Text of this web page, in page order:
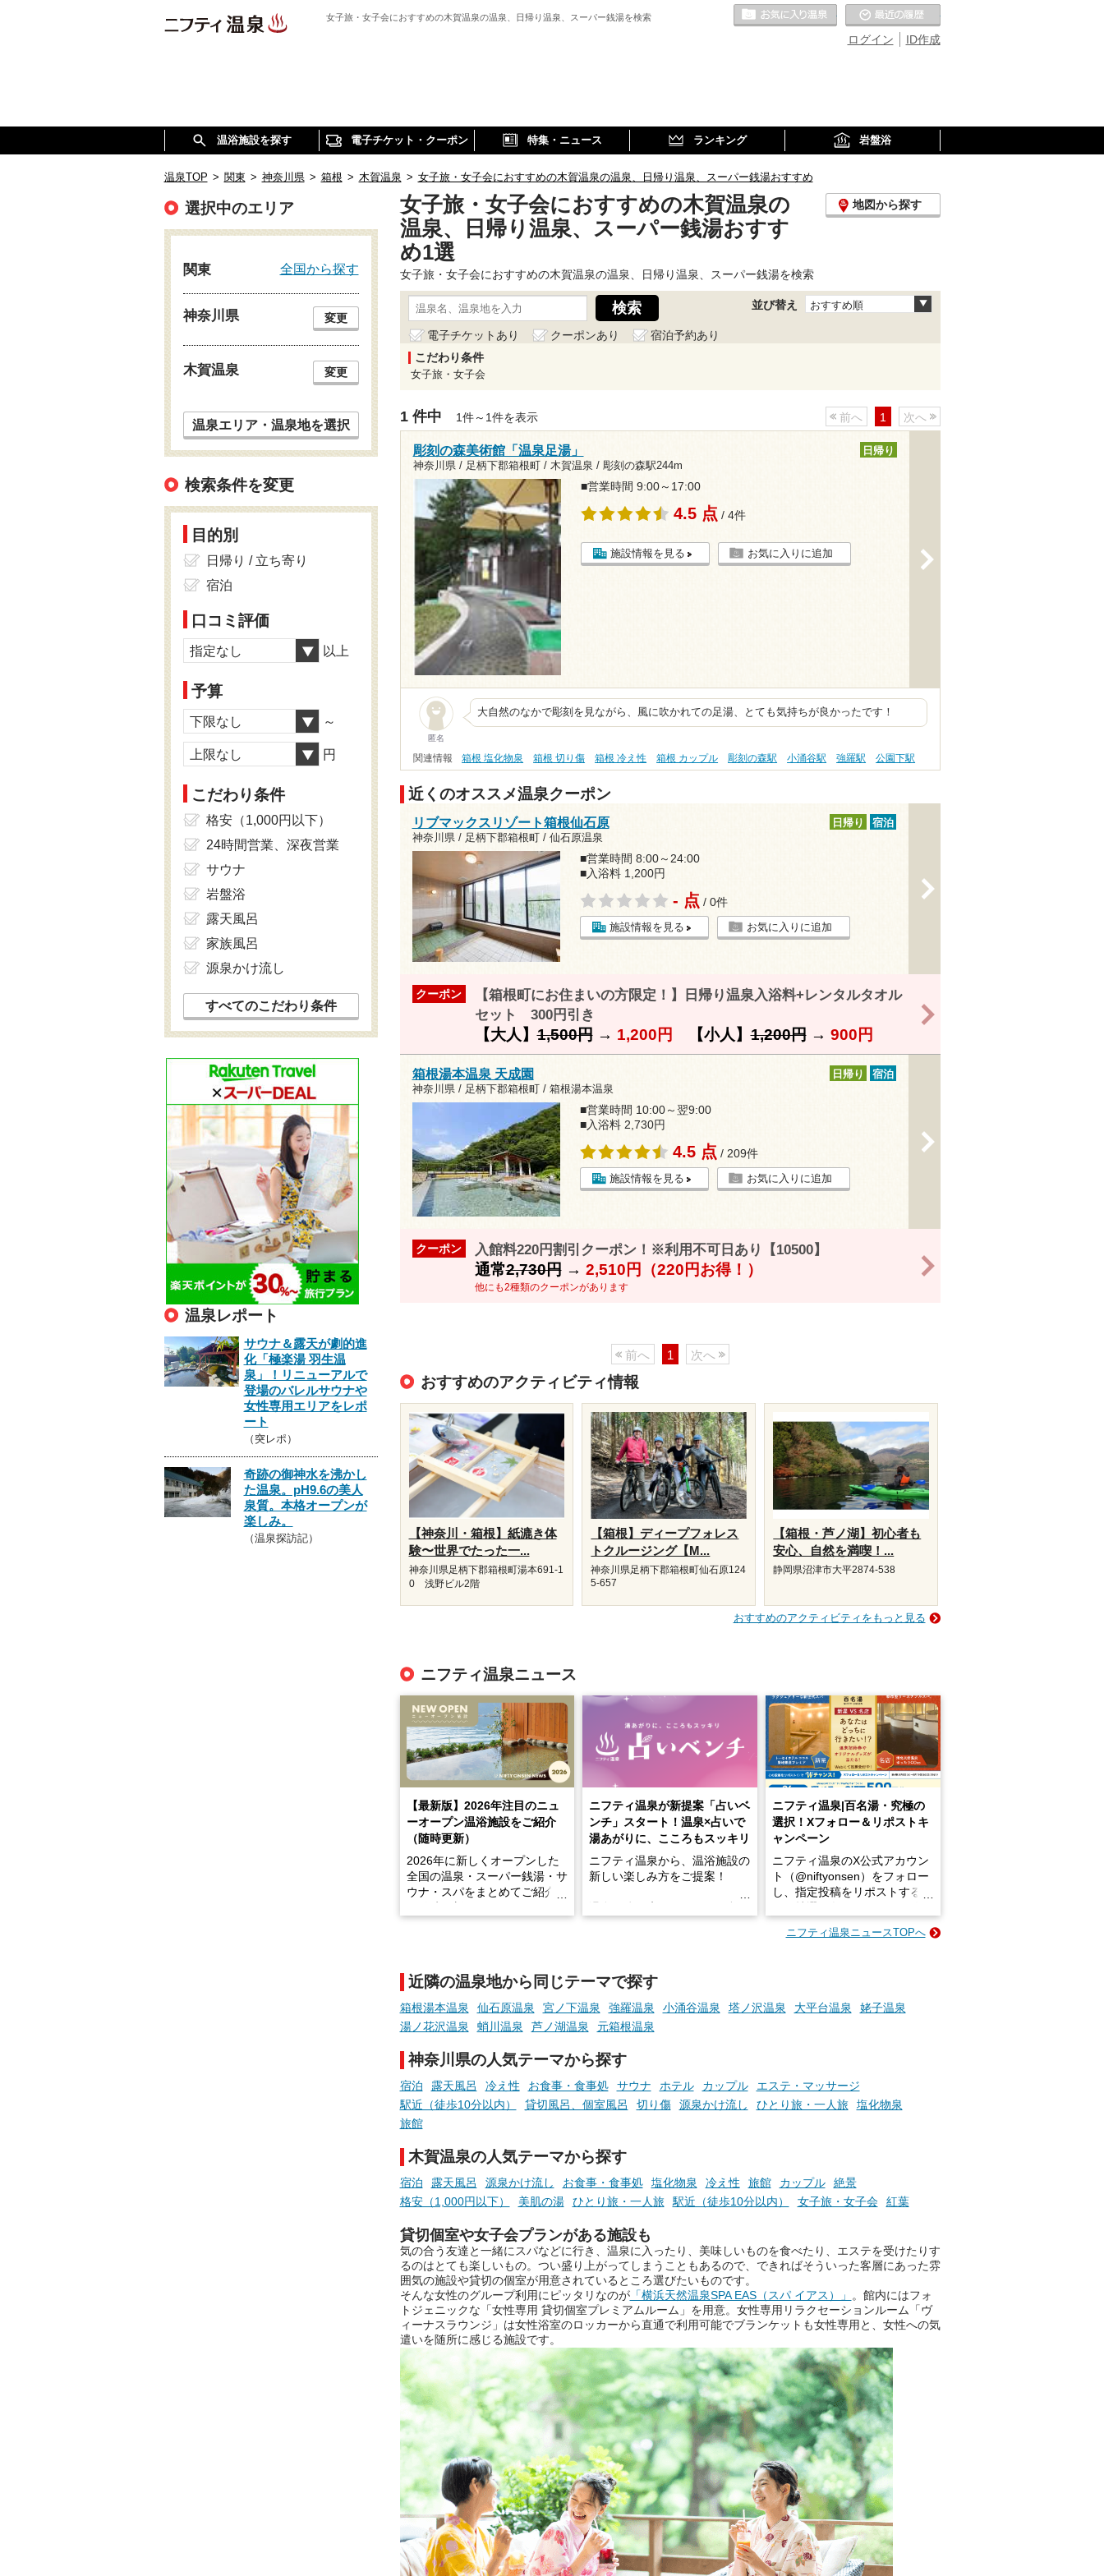
女子旅・女子会におすすめの木賀温泉の温泉、日帰り温泉、スーパー銭湯を検索
ID作成
ログイン
お気に入りの温泉
温浴施設を探す 電子チケット・クーポン 特集・ニュース ランキング 岩盤浴
温泉TOP > 関東 > 神奈川県 > 箱根 > 木賀温泉 > 女子旅・女子会におすすめの木賀温泉の温泉、日帰り温泉、スーパー銭湯おすすめ
女子旅・女子会におすすめの木賀温泉の
温泉、日帰り温泉、スーパー銭湯おすす
め1選
地図から探す
女子旅・女子会におすすめの木賀温泉の温泉、日帰り温泉、スーパー銭湯を検索
並び替え おすすめ順
電子チケットあり クーポンあり
宿泊予約あり
こだわり条件
女子旅・女子会
1 件中 1件～1件を表示 前へ 1 次へ
彫刻の森美術館「温泉足湯」
神奈川県 / 足柄下郡箱根町 / 木賀温泉 / 彫刻の森駅244m
日帰り
■営業時間 9:00～17:00
4.5 点 / 4件
施設情報を見る お気に入りに追加
匿名
大自然のなかで彫刻を見ながら、風に吹かれての足湯、とても気持ちが良かったです！
関連情報 箱根 塩化物泉 箱根 切り傷 箱根 冷え性 箱根 カップル 彫刻の森駅 小涌谷駅 強羅駅 公園下駅
近くのオススメ温泉クーポン
リブマックスリゾート箱根仙石原
神奈川県 / 足柄下郡箱根町 / 仙石原温泉
日帰り 宿泊
■営業時間 8:00～24:00
■入浴料 1,200円
- 点 / 0件
施設情報を見る お気に入りに追加
クーポン
【箱根町にお住まいの方限定！】日帰り温泉入浴料+レンタルタオル
セット 300円引き
【大人】1,500円→ 1,200円 【小人】1,200円→ 900円
箱根湯本温泉 天成園
神奈川県 / 足柄下郡箱根町 / 箱根湯本温泉
日帰り 宿泊
■営業時間 10:00～翌9:00
■入浴料 2,730円
4.5 点 / 209件
施設情報を見る お気に入りに追加
クーポン 入館料220円割引クーポン！※利用不可日あり【10500】
通常2,730円→ 2,510円（220円お得！）
他にも2種類のクーポンがあります
>
前へ 1 次へ
おすすめのアクティビティ情報
【神奈川・箱根】紙漉き体
験〜世界でたった一...
神奈川県足柄下郡箱根町湯本691-1
0 浅野ビル2階
【箱根】ディープフォレス
トクルージング【M...
神奈川県足柄下郡箱根町仙石原124
5-657
【箱根・芦ノ湖】初心者も
安心、自然を満喫！...
静岡県沼津市大平2874-538
おすすめのアクティビティをもっと見る
ニフティ温泉ニュース
【最新版】2026年注目のニュ
ーオープン温浴施設をご紹介
（随時更新）
2026年に新しくオープンした
全国の温泉・スーパー銭湯・サ
ウナ・スパをまとめてご紹介！
まったスポットが続々登場して
います。
現地取材記事もあわせて紹介し
ていますので、気になる施設は
ぜひチェックして次のおでかけ
先の参考にしてみてください
ね。
ニフティ温泉が新提案「占いベ
ンチ」スタート！温泉×占いで
湯あがりに、こころもスッキリ
ニフティ温泉から、温浴施設の
新しい楽しみ方をご提案！
手相やタロットなど気軽に楽し
める占いで、“ととのう”おふろ
時間を、もっと特別に。
ニフティ温泉|百名湯・究極の
選択！Xフォロー＆リポストキ
ャンペーン
ニフティ温泉のX公式アカウン
ト（@niftyonsen）をフォロー
し、指定投稿をリポストする
GIFT500円分をプレゼントい
ニフティ温泉ニュースTOPへ
近隣の温泉地から同じテーマで探す
箱根湯本温泉 仙石原温泉 宮ノ下温泉 強羅温泉 小涌谷温泉 塔ノ沢温泉 大平台温泉
姥子温泉
湯ノ花沢温泉
蛸川温泉 芦ノ湖温泉 元箱根温泉
神奈川県の人気テーマから探す
宿泊 露天風呂 冷え性 お食事・食事処 サウナ ホテル カップル
エステ・マッサージ
駅近（徒歩10分以内）
貸切風呂、個室風呂 切り傷 源泉かけ流し ひとり旅・一人旅
塩化物泉
旅館
木賀温泉の人気テーマから探す
宿泊 露天風呂 源泉かけ流し お食事・食事処 塩化物泉 冷え性 旅館 カップル
絶景
格安（1,000円以下）
美肌の湯 ひとり旅・一人旅 駅近（徒歩10分以内） 女子旅・女子会 紅葉
貸切個室や女子会プランがある施設も
気の合う友達と一緒にスパなどに行き、温泉に入ったり、美味しいものを食べたり、エステを受けたりす
るのはとても楽しいもの。つい盛り上がってしまうこともあるので、できればそういった客層にあった雰
囲気の施設や貸切の個室が用意されているところ選びたいものです。
そんな女性のグループ利用にピッタリなのが「横浜天然温泉SPA EAS（スパ イアス）」
。館内にはフォ
トジェニックな「女性専用 貸切個室プレミアムルーム」を用意。女性専用リラクセーションルーム「ヴ
ィーナスラウンジ」は女性浴室のロッカーから直通で利用可能でブランケットも女性専用と、女性への気
遣いを随所に感じる施設です。
選択中のエリア
関東 全国から探す
神奈川県 変更
木賀温泉 変更
温泉エリア・温泉地を選択
検索条件を変更
目的別
日帰り / 立ち寄り
宿泊
口コミ評価
指定なし 以上
予算
下限なし ～
上限なし 円
こだわり条件
格安（1,000円以下）
24時間営業、深夜営業
サウナ
岩盤浴
露天風呂
家族風呂
源泉かけ流し
すべてのこだわり条件
温泉レポート
サウナ＆露天が劇的進
化「極楽湯 羽生温
泉」！リニューアルで
登場のバレルサウナや
女性専用エリアをレポ
ート
（突レポ）
奇跡の御神水を沸かし
た温泉。pH9.6の美人
泉質。本格オープンが
楽しみ。
（温泉探訪記）